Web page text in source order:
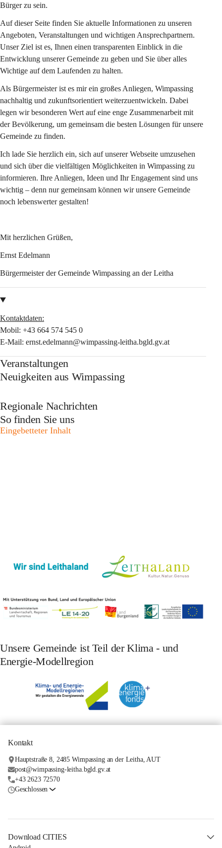
Bürger zu sein.
Auf dieser Seite finden Sie aktuelle Informationen zu unseren
Angeboten, Veranstaltungen und wichtigen Ansprechpartnern.
Unser Ziel ist es, Ihnen einen transparenten Einblick in die
Entwicklung unserer Gemeinde zu geben und Sie über alles
Wichtige auf dem Laufenden zu halten.
Als Bürgermeister ist es mir ein großes Anliegen, Wimpassing
nachhaltig und zukunftsorientiert weiterzuentwickeln. Dabei
legen wir besonderen Wert auf eine enge Zusammenarbeit mit
der Bevölkerung, um gemeinsam die besten Lösungen für unsere
Gemeinde zu finden.
Ich lade Sie herzlich ein, sich auf unserer Webseite umzusehen
und sich über die vielfältigen Möglichkeiten in Wimpassing zu
informieren. Ihre Anliegen, Ideen und Ihr Engagement sind uns
wichtig – denn nur gemeinsam können wir unsere Gemeinde
noch lebenswerter gestalten!
Mit herzlichen Grüßen,
Ernst Edelmann
Bürgermeister der Gemeinde Wimpassing an der Leitha
Kontaktdaten:
Mobil: +43 664 574 545 0
E-Mail: ernst.edelmann@wimpassing-leitha.bgld.gv.at
Veranstaltungen
Neuigkeiten aus Wimpassing
Regionale Nachrichten
So finden Sie uns
Eingebetteter Inhalt
Unsere Gemeinde ist Teil der Klima - und
Energie-Modellregion
Kontakt
Hauptstraße 8, 2485 Wimpassing an der Leitha, AUT
post@wimpassing-leitha.bgld.gv.at
+43 2623 72570
Geschlossen
Download CITIES